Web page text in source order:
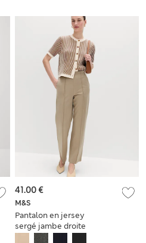
M&S
Pantalon en jersey
sergé jambe droite
longueur cheville
41.00 €